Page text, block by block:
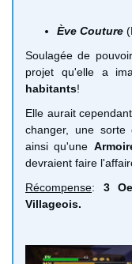
Ève Couture
Soulagée de
projet qu'elle a
habitants!
Elle aurait
changer, une sorte
ainsi qu'une
devraient faire
Récompense: 3
Villageois.